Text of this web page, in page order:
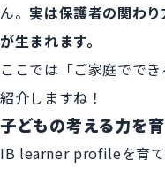
ん。 実は保護者の関わ
が生まれます。
ここでは「ご家庭でで
紹介しますね！
子どもの考える力を
IB learner profileを育て